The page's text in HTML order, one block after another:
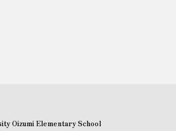
Oizumi Elementary School